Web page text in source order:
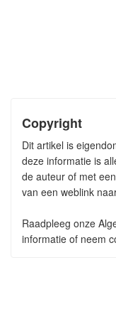
Copyright
Dit artikel is
deze informatie is
de auteur of met
van een weblink
Raadpleeg onze
informatie of neem